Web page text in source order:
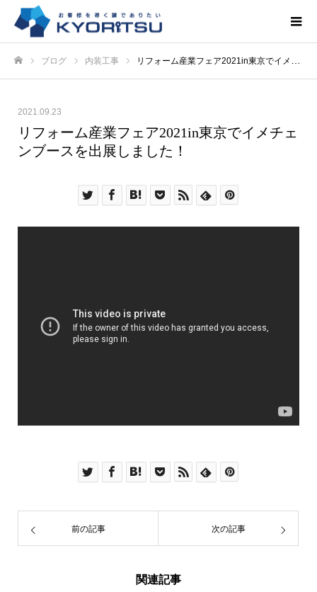
ブログ 内装工事 リフォーム産業フェア2021in東京でイメチェンブースを出展しました！
2021.09.23
リフォーム産業フェア2021in東京でイメチェ
ンブースを出展しました！
前の記事 次の記事
関連記事